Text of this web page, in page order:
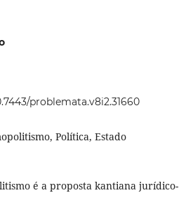
problemata.v8i2.31660
Política, Estado
é a proposta kantiana jurídico-